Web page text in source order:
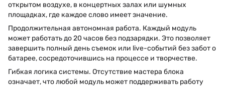
открытом воздухе, в концертных залах или шумных
площадках, где каждое слово имеет значение.
Продолжительная автономная работа. Каждый модуль
может работать до 20 часов без подзарядки. Это позволяет
завершить полный день съемок или live-событий без забот о
батарее, сосредоточившись на процессе и творчестве.
Гибкая логика системы. Отсутствие мастера блока
означает, что любой модуль может поддерживать работу